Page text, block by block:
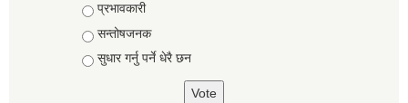
Choices
प्रभावकारी
सन्तोषजनक
सुधार गर्नु पर्ने धेरै छन